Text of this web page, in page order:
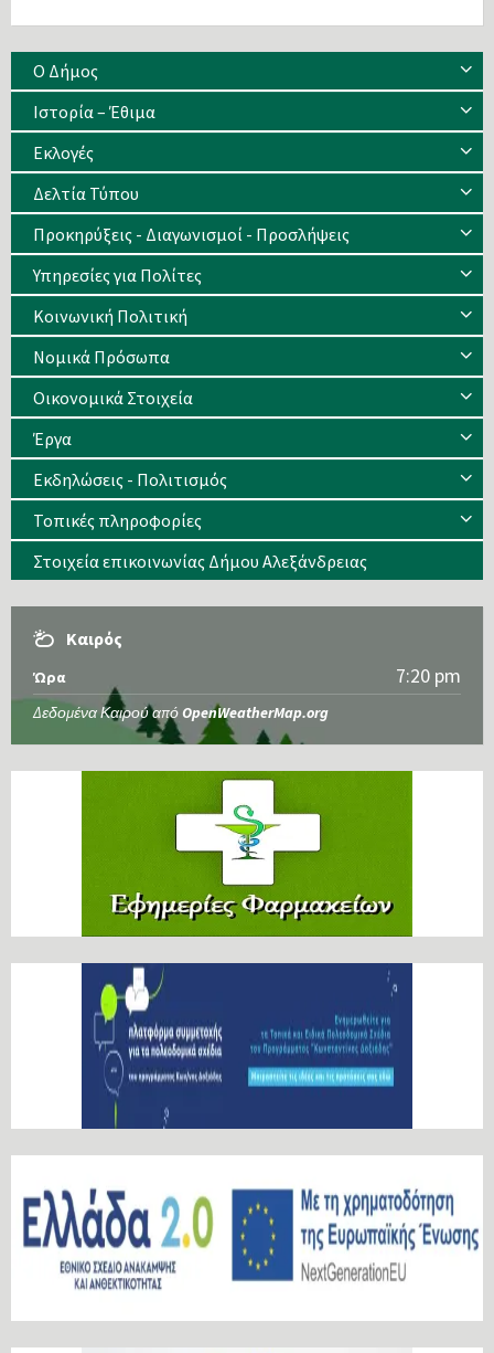
Ο Δήμος
Ιστορία – Έθιμα
Eκλογές
Δελτία Τύπου
Προκηρύξεις - Διαγωνισμοί - Προσλήψεις
Υπηρεσίες για Πολίτες
Κοινωνική Πολιτική
Νομικά Πρόσωπα
Οικονομικά Στοιχεία
Έργα
Εκδηλώσεις - Πολιτισμός
Τοπικές πληροφορίες
Στοιχεία επικοινωνίας Δήμου Αλεξάνδρειας
Καιρός
Ώρα 7:20 pm
Δεδομένα Καιρού από OpenWeatherMap.org